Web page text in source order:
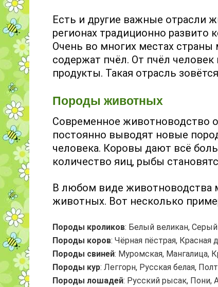
Есть и другие важные отрасли
регионах традиционно развито
Очень во многих местах страны
содержат пчёл. От пчёл
продукты. Такая отрасль
Породы животных
Современное животноводство
постоянно выводят новые
человека. Коровы дают всё
количество яиц, рыбы
В любом виде животноводства
животных. Вот несколько
Породы кроликов: Белый великан,
Породы коров: Чёрная пёстрая, Красная
Породы свиней: Муромская, Мангалица,
Породы кур: Леггорн, Русская белая,
Породы лошадей: Русский рысак, Пони,